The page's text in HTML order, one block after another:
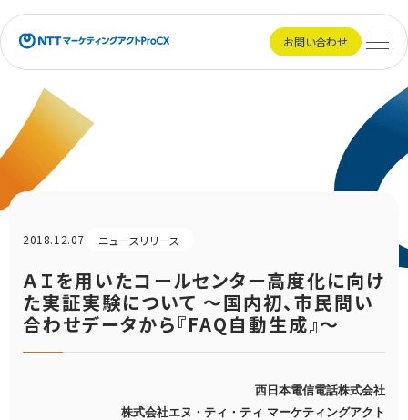
NTTマーケティングアクトProCX お問い合わせ
メニ
2018.12.07 ニュースリリース
ＡＩを用いたコールセンター高度化に向け
た実証実験について ～国内初、市民問い
合わせデータから『FAQ自動生成』～
西日本電信電話株式会社
株式会社エヌ・ティ・ティ マーケティングアクト